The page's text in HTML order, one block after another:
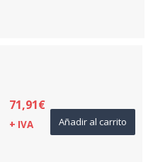
71,91€
+ IVA Añadir al carrito